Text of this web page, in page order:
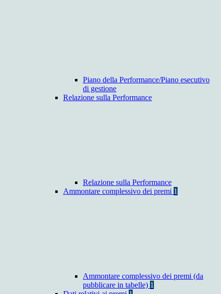
Piano della Performance/Piano esecutivo
di gestione
Relazione sulla Performance
Relazione sulla Performance
Ammontare complessivo dei premi 1
Ammontare complessivo dei premi (da
pubblicare in tabelle) 1